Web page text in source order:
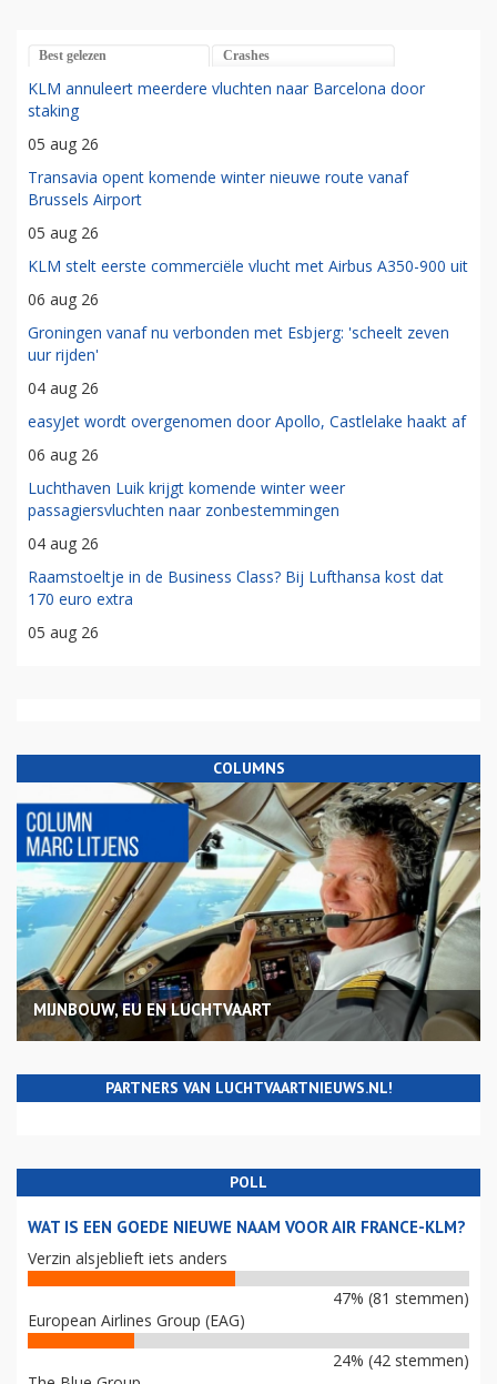
Best gelezen Crashes
KLM annuleert meerdere vluchten naar Barcelona door
staking
05 aug 26
Transavia opent komende winter nieuwe route vanaf
Brussels Airport
05 aug 26
KLM stelt eerste commerciële vlucht met Airbus A350-900 uit
06 aug 26
Groningen vanaf nu verbonden met Esbjerg: 'scheelt zeven
uur rijden'
04 aug 26
easyJet wordt overgenomen door Apollo, Castlelake haakt af
06 aug 26
Luchthaven Luik krijgt komende winter weer
passagiersvluchten naar zonbestemmingen
04 aug 26
Raamstoeltje in de Business Class? Bij Lufthansa kost dat
170 euro extra
05 aug 26
COLUMNS
MIJNBOUW, EU EN LUCHTVAART
PARTNERS VAN LUCHTVAARTNIEUWS.NL!
POLL
WAT IS EEN GOEDE NIEUWE NAAM VOOR AIR FRANCE-KLM?
Verzin alsjeblieft iets anders
47% (81 stemmen)
European Airlines Group (EAG)
24% (42 stemmen)